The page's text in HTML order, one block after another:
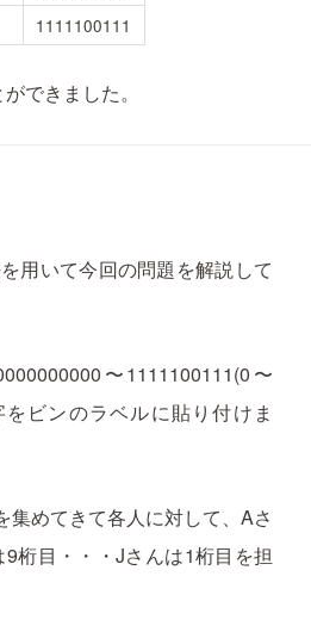
1111100111
できました。
用いて今回の問題を解説して
〜1111100111(0〜
ビンのラベルに貼り付けま
集めてきて各人に対して、Aさ
桁目・・・Jさんは1桁目を担